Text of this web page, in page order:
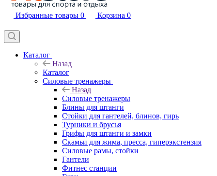
Избранные товары 0 Корзина 0
Каталог
Назад
Каталог
Силовые тренажеры
Назад
Силовые тренажеры
Блины для штанги
Стойки для гантелей, блинов, гирь
Турники и брусья
Грифы для штанги и замки
Скамьи для жима, пресса, гиперэкстензия
Силовые рамы, стойки
Гантели
Фитнес станции